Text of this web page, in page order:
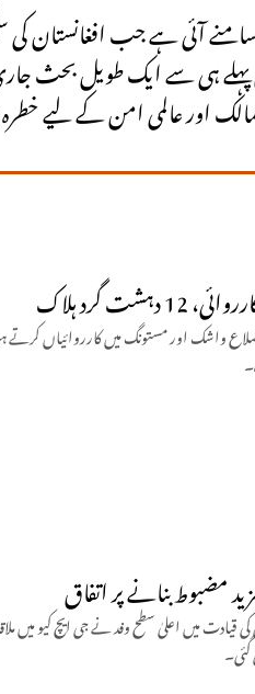
سامنے آئی ہے جب
پہلے ہی سے ایک طویل
اور عالمی امن کے لیے
ہلاک
کے تحت بلوچستان کے اضلاع واشک اور مستونگ میں
مضبوط بنانے پر اتفاق
قیادت میں اعلیٰ سطح وفد نے جی ایچ کیو میں
گئی۔